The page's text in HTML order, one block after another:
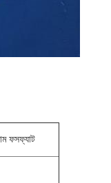
ফসফ্যাট